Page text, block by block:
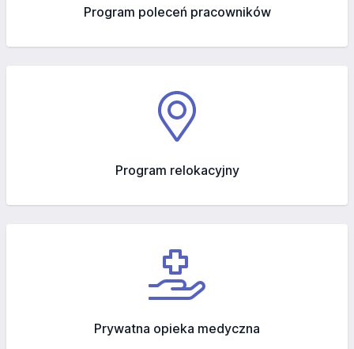
Program poleceń pracowników
Program relokacyjny
Prywatna opieka medyczna